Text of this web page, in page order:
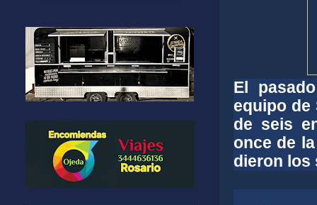
El
equipo de
de seis
once de
dieron los